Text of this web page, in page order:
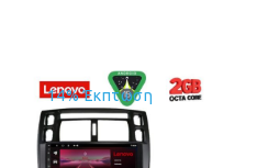
14% Έκπτωση